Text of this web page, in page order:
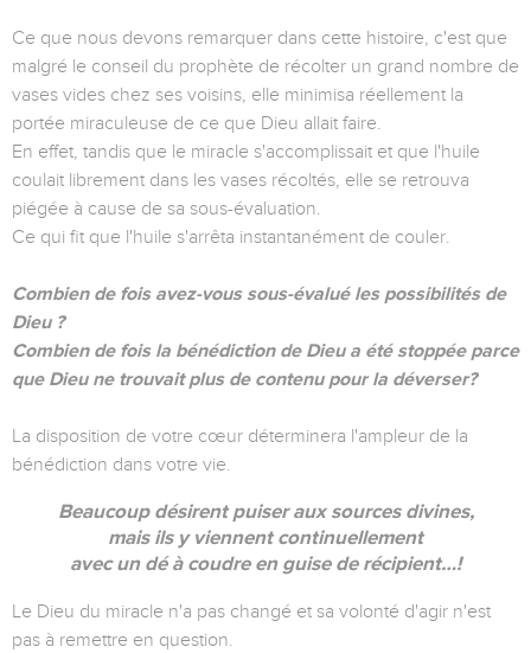
Ce que nous devons remarquer dans cette histoire, c'est que
malgré le conseil du prophète de récolter un grand nombre de
vases vides chez ses voisins, elle minimisa réellement la
portée miraculeuse de ce que Dieu allait faire.
En effet, tandis que le miracle s'accomplissait et que l'huile
coulait librement dans les vases récoltés, elle se retrouva
piégée à cause de sa sous-évaluation.
Ce qui fit que l'huile s'arrêta instantanément de couler.
Combien de fois avez-vous sous-évalué les possibilités de
Dieu ?
Combien de fois la bénédiction de Dieu a été stoppée parce
que Dieu ne trouvait plus de contenu pour la déverser?
La disposition de votre cœur déterminera l'ampleur de la
bénédiction dans votre vie.
Beaucoup désirent puiser aux sources divines,
mais ils y viennent continuellement
avec un dé à coudre en guise de récipient…!
Le Dieu du miracle n'a pas changé et sa volonté d'agir n'est
pas à remettre en question.